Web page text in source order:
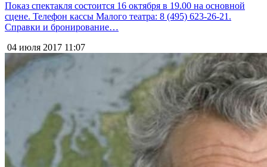
Показ спектакля состоится 16 октября в 19.00 на основной
сцене. Телефон кассы Малого театра: 8 (495) 623-26-21.
Справки и бронирование…
04 июля 2017 11:07